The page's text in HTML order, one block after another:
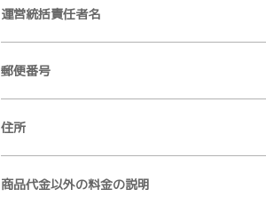
運営統括責任者名
郵便番号
住所
商品代金以外の料金の説明